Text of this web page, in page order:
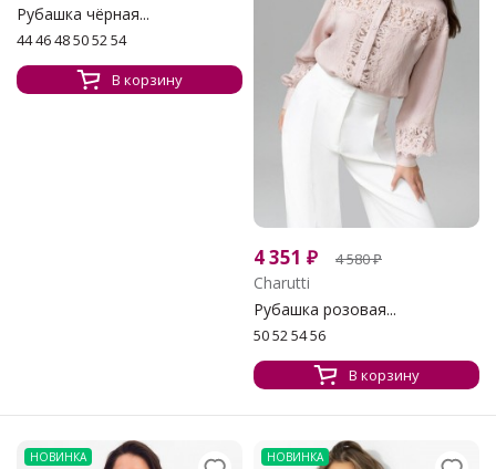
Рубашка чёрная...
44 46 48 50 52 54
В корзину
4 351 ₽ 4 580₽
Charutti
Рубашка розовая...
50 52 54 56
В корзину
НОВИНКА НОВИНКА